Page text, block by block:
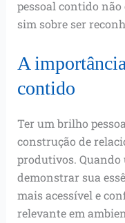
pessoal contido não
sim sobre ser
A
contido
Ter um brilho
construção de
produtivos. Quando
demonstrar sua
mais acessível e
relevante em